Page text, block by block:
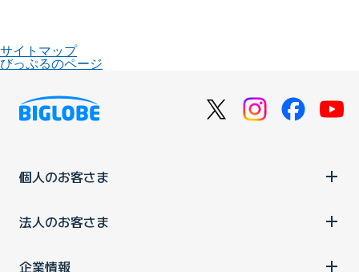
サイトマップ
びっぷるのページ
個人のお客さま
法人のお客さま
企業情報